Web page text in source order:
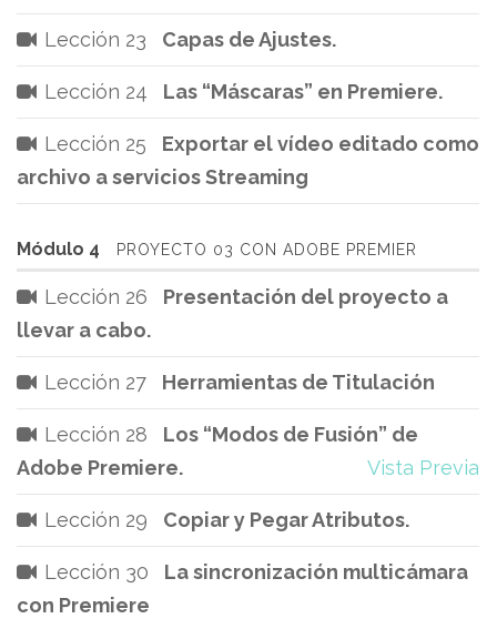
Lección 23 Capas de Ajustes.
Lección 24 Las “Máscaras” en Premiere.
Lección 25
Exportar el vídeo editado como
archivo a servicios Streaming
Módulo 4 PROYECTO 03 CON ADOBE PREMIER
Lección 26
Presentación del proyecto a
llevar a cabo.
Lección 27 Herramientas de Titulación
Lección 28
Los “Modos de Fusión” de
Adobe Premiere.
Vista Previa
Lección 29 Copiar y Pegar Atributos.
Lección 30
La sincronización multicámara
con Premiere